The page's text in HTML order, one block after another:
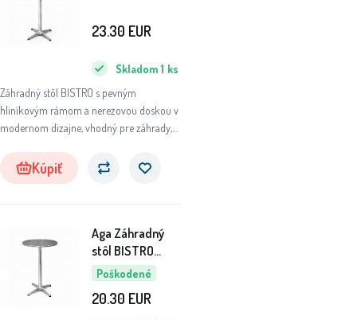
AKOSŤ
Záhradný stôl BISTRO s pevným
hliníkovým rámom a nerezovou doskou v
modernom dizajne, vhodný pre záhrady,
Skladom 1 ks
23.30 EUR
Kúpiť
Poškodené
Aga Záhradný
stôl BISTRO
6DAZ314 - II.
AKOSŤ
20.30 EUR